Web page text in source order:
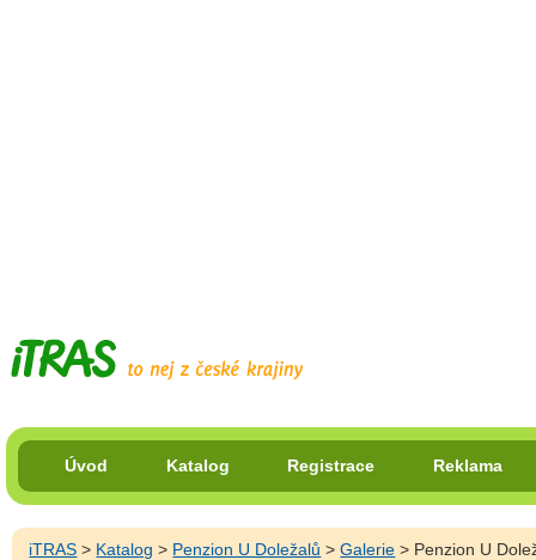
Úvod Katalog Registrace Reklama
iTRAS > Katalog > Penzion U Doležalů >Galerie > Penzion U